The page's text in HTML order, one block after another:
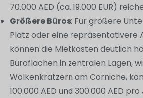
70.000 AED (ca. 19.000 EUR)
Größere Büros: Für größere
Platz oder eine repräsentativere
können die Mietkosten deutlich
Büroflächen in zentralen Lagen,
Wolkenkratzern am Corniche,
100.000 AED und 300.000 AED